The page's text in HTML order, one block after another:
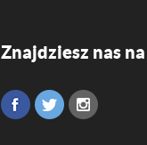
Znajdziesz nas na